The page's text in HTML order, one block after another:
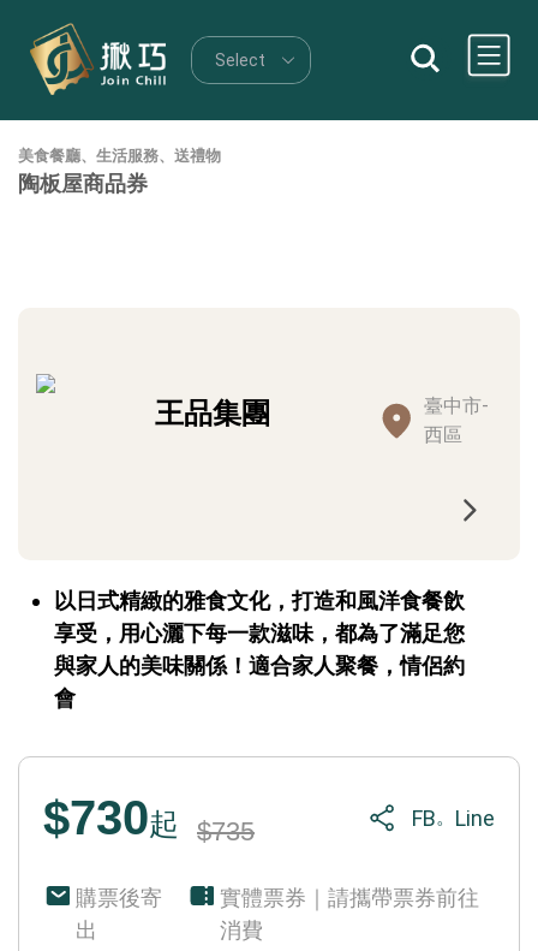
美食餐廳、生活服務、送禮物
陶板屋商品券
王品集團
臺中市-
西區
以日式精緻的雅食文化，打造和風洋食餐飲
享受，用心灑下每一款滋味，都為了滿足您
與家人的美味關係！適合家人聚餐，情侶約
會
$730起 $735 FB。 Line
購票後寄
出
實體票券｜請攜帶票券前往
消費